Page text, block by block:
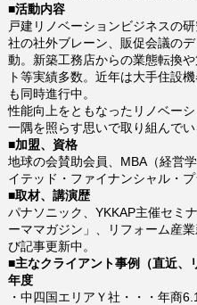
■活動内容
戸建リノベーションビジネスの
社の社外ブレーン、販促会議の
動。新築工務店からの業態転換
ト等実績多数。近年は大手住設
も同時進行中。
性能向上をともなったリノベー
一隅を照らす思いで取り組んでい
■加盟、資格
地球の会賛助会員
MBA （経営
イテッド・ファイナンシャル・
■取材、講演歴
パナソニック、YKKAP主催セミ
ーママガジン」、リフォーム産
び記事更新中。
■主なクライアント事例（直近
年度
・中四国エリアＹ社・・・年商6.1